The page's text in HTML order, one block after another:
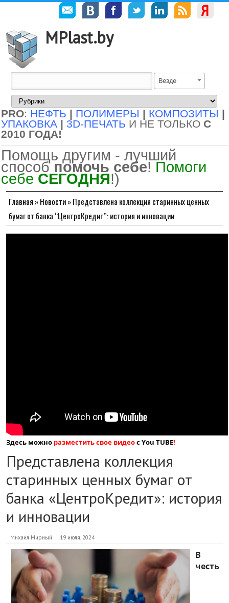
MPlast.by
Везде
PRO: НЕФТЬ | ПОЛИМЕРЫ | КОМПОЗИТЫ |
УПАКОВКА | 3D-ПЕЧАТЬ И НЕ ТОЛЬКО С
2010 ГОДА!
Помощь другим - лучший
способ помочь себе! Помоги
себе СЕГОДНЯ!)
Главная »Новости»Представлена коллекция старинных ценных
бумаг от банка “ЦентроКредит”: история и инновации
Здесь можно разместить свое видеос You TUBE!
Представлена коллекция
старинных ценных бумаг от
банка «ЦентроКредит»: история
и инновации
Михаил Мирный 19 июля, 2024
В
честь